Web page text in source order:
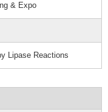
& Expo
Lipase Reactions